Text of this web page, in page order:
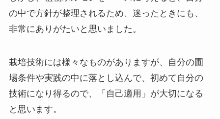
の中で方針が整理されるため、迷ったときにも、
非常にありがたいと思いました。
栽培技術には様々なものがありますが、自分の圃
場条件や実践の中に落とし込んで、初めて自分の
技術になり得るので、「自己適用」が大切になる
と思います。